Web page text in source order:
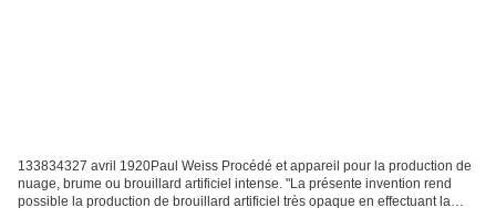
133834327 avril 1920Paul Weiss Procédé et appareil pour la production de
nuage, brume ou brouillard artificiel intense. "La présente invention rend
possible la production de brouillard artificiel très opaque en effectuant la